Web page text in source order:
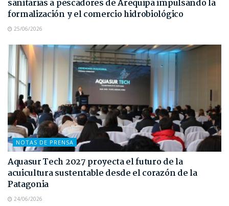
sanitarias a pescadores de Arequipa impulsando la
formalización y el comercio hidrobiológico
25/06/2026
NOTAS DE PRENSA
Aquasur Tech 2027 proyecta el futuro de la
acuicultura sustentable desde el corazón de la
Patagonia
24/06/2026